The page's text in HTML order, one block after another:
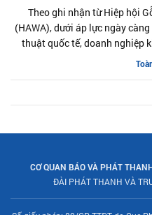
Theo ghi nhận từ Hiệp hội
(HAWA), dưới áp lực ngày
thuật quốc tế, doanh nghiệp
buộc phải tái cấu trúc toàn
CƠ QUAN BÁO VÀ PHÁT
ĐÀI PHÁT THANH VÀ